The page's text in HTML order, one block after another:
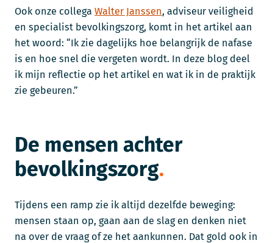
Ook onze collega Walter Janssen, adviseur veiligheid
en specialist bevolkingszorg, komt in het artikel aan
het woord: “Ik zie dagelijks hoe belangrijk de nafase
is en hoe snel die vergeten wordt. In deze blog deel
ik mijn reflectie op het artikel en wat ik in de praktijk
zie gebeuren.”
De mensen achter
bevolkingszorg
Tijdens een ramp zie ik altijd dezelfde beweging:
mensen staan op, gaan aan de slag en denken niet
na over de vraag of ze het aankunnen. Dat gold ook in